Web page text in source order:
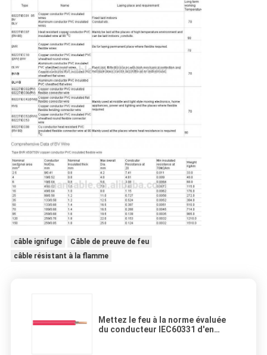
câble ignifuge
Câble de preuve de feu
câble résistant à la flamme
Mettez le feu à la norme évaluée
du conducteur IEC60331 d'en